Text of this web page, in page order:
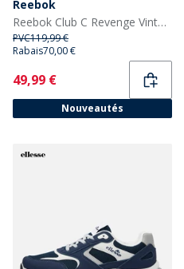
Reebok
Reebok Club C Revenge Vintage '90s Tennis' Baskets Blanc/Blanc/Noir
PVC119,99 €
Rabais70,00 €
Current
49,99 €
Nouveautés